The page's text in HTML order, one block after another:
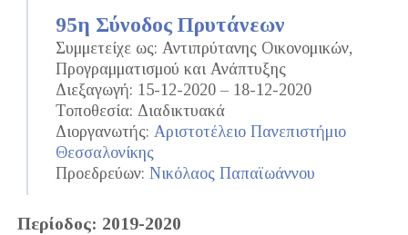
95η Σύνοδος Πρυτάνεων
Συμμετείχε ως: Αντιπρύτανης Οικονομικών,
Προγραμματισμού και Ανάπτυξης
Διεξαγωγή: 15-12-2020 – 18-12-2020
Τοποθεσία: Διαδικτυακά
Διοργανωτής: Αριστοτέλειο Πανεπιστήμιο
Θεσσαλονίκης
Προεδρεύων: Νικόλαος Παπαϊωάννου
Περίοδος: 2019-2020